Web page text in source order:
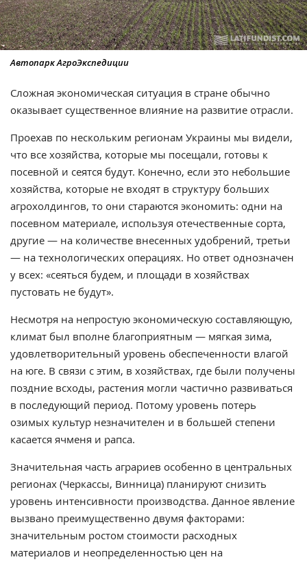
Автопарк АгроЭкспедиции
Сложная экономическая ситуация в стране обычно
оказывает существенное влияние на развитие отрасли.
Проехав по нескольким регионам Украины мы видели,
что все хозяйства, которые мы посещали, готовы к
посевной и сеятся будут. Конечно, если это небольшие
хозяйства, которые не входят в структуру больших
агрохолдингов, то они стараются экономить: одни на
посевном материале, используя отечественные сорта,
другие — на количестве внесенных удобрений, третьи
— на технологических операциях. Но ответ однозначен
у всех: «сеяться будем, и площади в хозяйствах
пустовать не будут».
Несмотря на непростую экономическую составляющую,
климат был вполне благоприятным — мягкая зима,
удовлетворительный уровень обеспеченности влагой
на юге. В связи с этим, в хозяйствах, где были получены
поздние всходы, растения могли частично развиваться
в последующий период. Потому уровень потерь
озимых культур незначителен и в большей степени
касается ячменя и рапса.
Значительная часть аграриев особенно в центральных
регионах (Черкассы, Винница) планируют снизить
уровень интенсивности производства. Данное явление
вызвано преимущественно двумя факторами:
значительным ростом стоимости расходных
материалов и неопределенностью цен на